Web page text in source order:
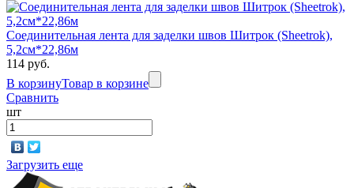
Соединительная лента для заделки швов Шитрок (Sheetrok),
5,2см*22,86м
114 руб.
В корзинуТовар в корзине
Сравнить
шт
Загрузить еще